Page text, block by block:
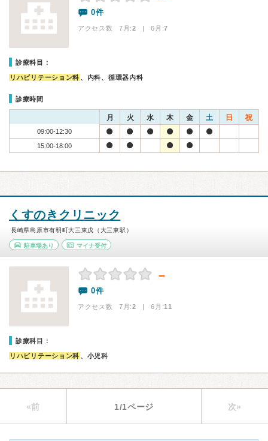
0件
アクセス数 7月:2 | 6月:7
診療科目：
リハビリテーション科 、内科、循環器内科
診療時間
月 火 水 木 金 土 日 祝
09:00-12:30
15:00-18:00
くすのきクリニック
長崎県島原市有明町大三東戊（大三東駅）
駐車場あり マイナ受付
－
0件
アクセス数 7月:2 | 6月:11
診療科目：
リハビリテーション科 、小児科
«前 1/1ページ 次»